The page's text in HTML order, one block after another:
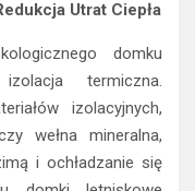
Utrat Ciepła
domku
termiczna.
izolacyjnych,
wełna mineralna,
i ochładzanie się